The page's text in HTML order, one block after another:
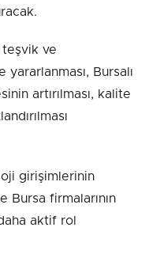
ve
Bursalı
artırılması, kalite
girişimlerinin
firmalarının
aktif rol